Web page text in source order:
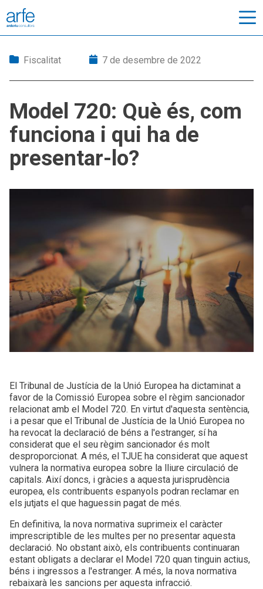
Fiscalitat 7 de desembre de 2022
Model 720: Què és, com
funciona i qui ha de
presentar-lo?
El Tribunal de Justícia de la Unió Europea ha dictaminat a
favor de la Comissió Europea sobre el règim sancionador
relacionat amb el Model 720. En virtut d'aquesta sentència,
i a pesar que el Tribunal de Justícia de la Unió Europea no
ha revocat la declaració de béns a l'estranger, sí ha
considerat que el seu règim sancionador és molt
desproporcionat. A més, el TJUE ha considerat que aquest
vulnera la normativa europea sobre la lliure circulació de
capitals. Així doncs, i gràcies a aquesta jurisprudència
europea, els contribuents espanyols podran reclamar en
els jutjats el que haguessin pagat de més.
En definitiva, la nova normativa suprimeix el caràcter
imprescriptible de les multes per no presentar aquesta
declaració. No obstant això, els contribuents continuaran
estant obligats a declarar el Model 720 quan tinguin actius,
béns i ingressos a l'estranger. A més, la nova normativa
rebaixarà les sancions per aquesta infracció.